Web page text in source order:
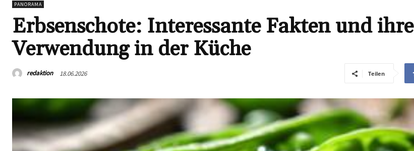
PANORAMA
Erbsenschote: Interessante Fakten und ihre
Verwendung in der Küche
redaktion 18.06.2026 Teilen